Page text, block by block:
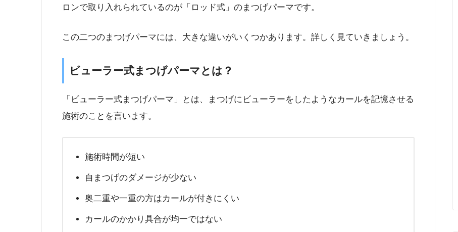
ロンで取り入れられているのが「ロッド式」のまつげパーマです。
この二つのまつげパーマには、大きな違いがいくつかあります。詳しく見ていきましょう。
ビューラー式まつげパーマとは？
「ビューラー式まつげパーマ」とは、まつげにビューラーをしたようなカールを記憶させる
施術のことを言います。
施術時間が短い
自まつげのダメージが少ない
奥二重や一重の方はカールが付きにくい
カールのかかり具合が均一ではない